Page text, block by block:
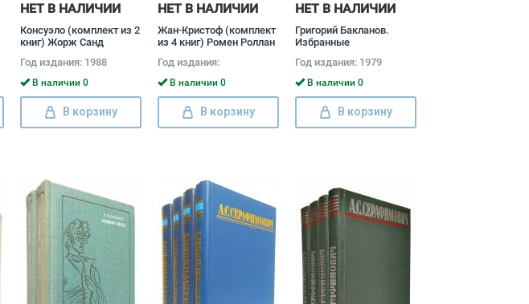
НЕТ В НАЛИЧИИ
Консуэло (комплект из 2
книг) Жорж Санд
Год издания: 1988
В наличии 0
В корзину
НЕТ В НАЛИЧИИ
Жан-Кристоф (комплект
из 4 книг) Ромен Роллан
Год издания:
В наличии 0
В корзину
НЕТ В НАЛИЧИИ
Григорий Бакланов.
Избранные
из 2 книг) Григорий
Бакланов
Год издания: 1979
В наличии 0
В корзину